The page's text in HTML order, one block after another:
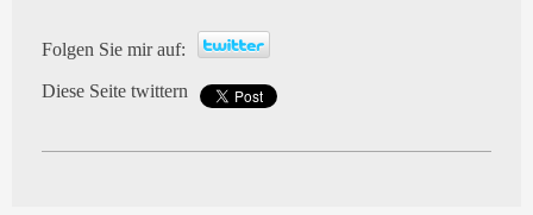
Folgen Sie mir auf:
Diese Seite twittern